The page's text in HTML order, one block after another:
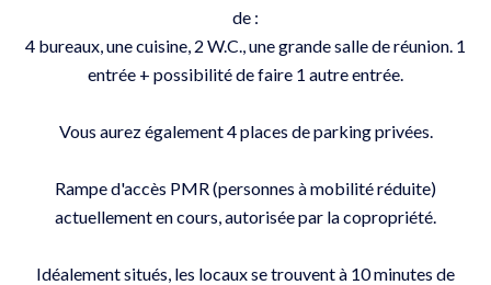
de :
4 bureaux, une cuisine, 2 W.C., une grande salle de réunion. 1
entrée + possibilité de faire 1 autre entrée.
Vous aurez également 4 places de parking privées.
Rampe d'accès PMR (personnes à mobilité réduite)
actuellement en cours, autorisée par la copropriété.
Idéalement situés, les locaux se trouvent à 10 minutes de